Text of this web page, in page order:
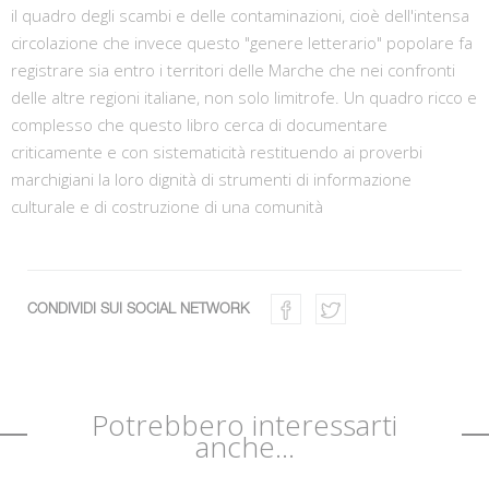
il quadro degli scambi e delle contaminazioni, cioè dell'intensa
circolazione che invece questo "genere letterario" popolare fa
registrare sia entro i territori delle Marche che nei confronti
delle altre regioni italiane, non solo limitrofe. Un quadro ricco e
complesso che questo libro cerca di documentare
criticamente e con sistematicità restituendo ai proverbi
marchigiani la loro dignità di strumenti di informazione
culturale e di costruzione di una comunità
CONDIVIDI SUI SOCIAL NETWORK
Potrebbero interessarti
anche...